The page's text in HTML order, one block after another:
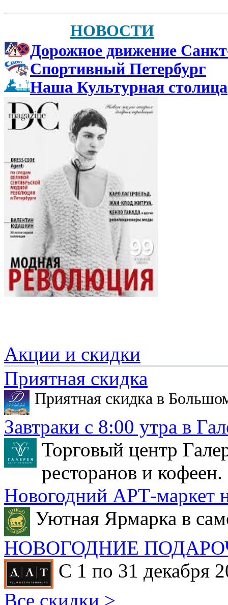
НОВОСТИ
Дорожное движение
Спортивный Петербург
Наша Культурная столица
Акции и скидки
Приятная скидка
Приятная скидка в
Завтраки с 8:00 утра в
Торговый центр
ресторанов и кофеен.
Новогодний АРТ-маркет
Уютная Ярмарка в
НОВОГОДНИЕ
С 1 по 31 декабря
Все скидки >